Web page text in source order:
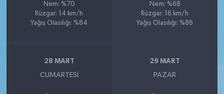
Nem: %70
Rüzgar: 14 km/h
Yağış Olasılığı: %84
Nem: %68
Rüzgar: 16 km/h
Yağış Olasılığı: %86
28 MART
CUMARTESI
29 MART
PAZAR